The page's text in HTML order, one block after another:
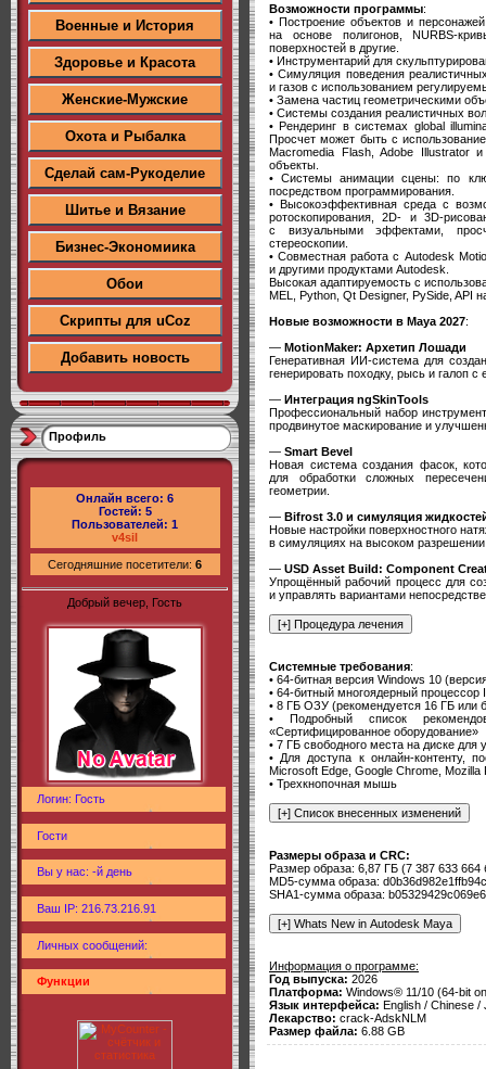
Военные и История
Здоровье и Красота
Женские-Мужские
Охота и Рыбалка
Сделай сам-Рукоделие
Шитье и Вязание
Бизнес-Экономиика
Обои
Скрипты для uCoz
Добавить новость
Профиль
Онлайн всего: 6
Гостей: 5
Пользователей: 1
v4sil
Сегодняшние посетители: 6
Добрый вечер, Гость
Логин: Гость
Гости
Вы у нас: -й день
Ваш IP: 216.73.216.91
Личных сообщений:
Функции
Возможности программы:
• Построение объектов и
на основе полигонов, NURBS-
поверхностей в другие.
• Инструментарий для
• Симуляция поведения
и газов с использованием
• Замена частиц геометрическими
• Системы создания реалистичных
• Рендеринг в системах global
Просчет может быть с
Macromedia Flash, Adobe Illustrator
объекты.
• Системы анимации сцены: по
посредством программирования.
• Высокоэффективная среда с
ротоскопирования, 2D- и 3D-
с визуальными эффектами,
стереоскопии.
• Совместная работа с Autodesk
и другими продуктами Autodesk.
Высокая адаптируемость с
MEL, Python, Qt Designer, PySide, API
Новые возможности в Maya 2027:
— MotionMaker: Архетип Лошади
Генеративная ИИ-система для
генерировать походку, рысь и галоп
— Интеграция ngSkinTools
Профессиональный набор
продвинутое маскирование и
— Smart Bevel
Новая система создания фасок,
для обработки сложных
геометрии.
— Bifrost 3.0 и симуляция
Новые настройки поверхностного
в симуляциях на высоком
— USD Asset Build: Component
Упрощённый рабочий процесс для
и управлять вариантами
Системные требования:
• 64-битная версия Windows 10
• 64-битный многоядерный процессор
• 8 ГБ ОЗУ (рекомендуется 16 ГБ или
• Подробный список
«Сертифицированное оборудование»
• 7 ГБ свободного места на диске для
• Для доступа к онлайн-контенту,
Microsoft Edge, Google Chrome, Mozilla
• Трехкнопочная мышь
Размеры образа и CRC:
Размер образа: 6,87 ГБ (7 387 633 664
MD5-сумма образа:
SHA1-сумма образа:
Информация о программе:
Год выпуска: 2026
Платформа: Windows® 11/10 (64-bit
Язык интерфейса: English / Chinese /
Лекарство: crack-AdskNLM
Размер файла: 6.88 GB